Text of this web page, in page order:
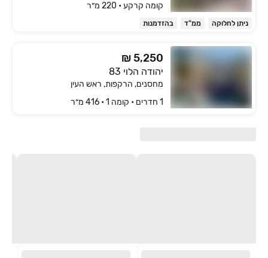
קומה ‎קרקע‏ • 220 מ״ר
ניתן לחלוקה ממ"ד בהזדמנות
₪ 5,250
יהודה הלוי 83
מחסנים, הרקפות, ראש העין
1 חדרים • קומה ‎1‏ • 416 מ״ר